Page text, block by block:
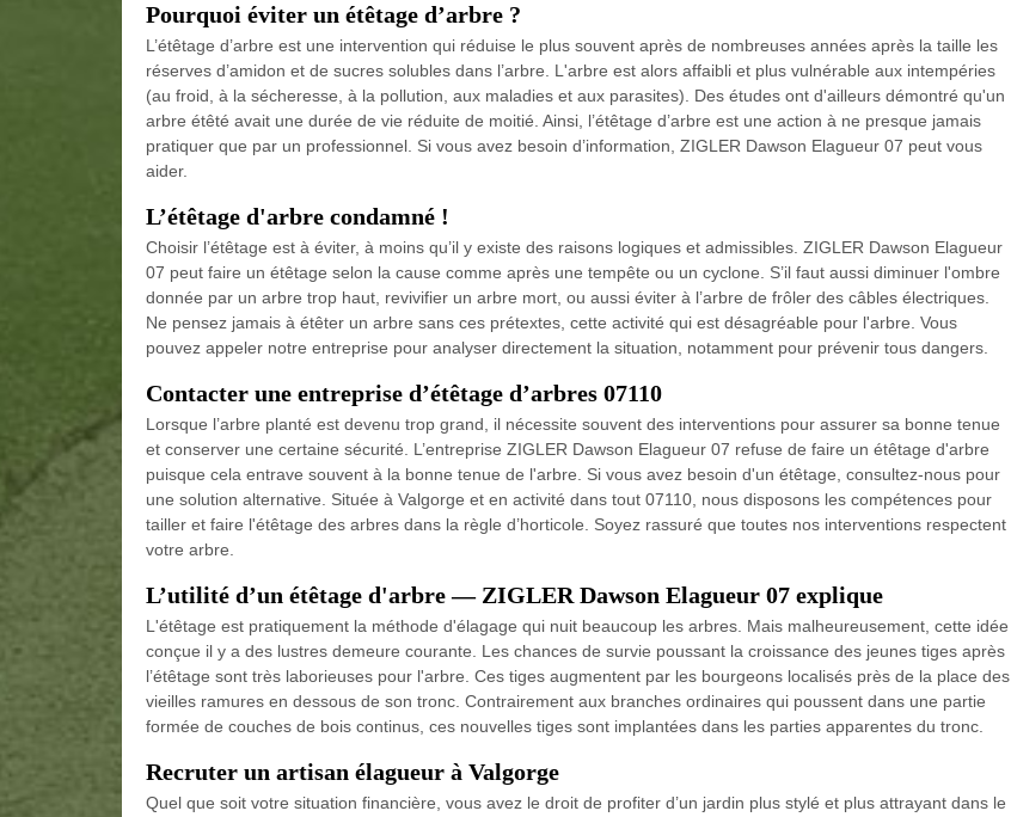
Pourquoi éviter un étêtage d’arbre ?
L’étêtage d’arbre est une intervention qui réduise le plus souvent après de nombreuses années après la taille les
réserves d’amidon et de sucres solubles dans l’arbre. L'arbre est alors affaibli et plus vulnérable aux intempéries
(au froid, à la sécheresse, à la pollution, aux maladies et aux parasites). Des études ont d'ailleurs démontré qu'un
arbre étêté avait une durée de vie réduite de moitié. Ainsi, l’étêtage d’arbre est une action à ne presque jamais
pratiquer que par un professionnel. Si vous avez besoin d’information, ZIGLER Dawson Elagueur 07 peut vous
aider.
L’étêtage d'arbre condamné !
Choisir l’étêtage est à éviter, à moins qu’il y existe des raisons logiques et admissibles. ZIGLER Dawson Elagueur
07 peut faire un étêtage selon la cause comme après une tempête ou un cyclone. S’il faut aussi diminuer l'ombre
donnée par un arbre trop haut, revivifier un arbre mort, ou aussi éviter à l’arbre de frôler des câbles électriques.
Ne pensez jamais à étêter un arbre sans ces prétextes, cette activité qui est désagréable pour l'arbre. Vous
pouvez appeler notre entreprise pour analyser directement la situation, notamment pour prévenir tous dangers.
Contacter une entreprise d’étêtage d’arbres 07110
Lorsque l’arbre planté est devenu trop grand, il nécessite souvent des interventions pour assurer sa bonne tenue
et conserver une certaine sécurité. L’entreprise ZIGLER Dawson Elagueur 07 refuse de faire un étêtage d'arbre
puisque cela entrave souvent à la bonne tenue de l'arbre. Si vous avez besoin d'un étêtage, consultez-nous pour
une solution alternative. Située à Valgorge et en activité dans tout 07110, nous disposons les compétences pour
tailler et faire l'étêtage des arbres dans la règle d’horticole. Soyez rassuré que toutes nos interventions respectent
votre arbre.
L’utilité d’un étêtage d'arbre — ZIGLER Dawson Elagueur 07 explique
L'étêtage est pratiquement la méthode d'élagage qui nuit beaucoup les arbres. Mais malheureusement, cette idée
conçue il y a des lustres demeure courante. Les chances de survie poussant la croissance des jeunes tiges après
l’étêtage sont très laborieuses pour l'arbre. Ces tiges augmentent par les bourgeons localisés près de la place des
vieilles ramures en dessous de son tronc. Contrairement aux branches ordinaires qui poussent dans une partie
formée de couches de bois continus, ces nouvelles tiges sont implantées dans les parties apparentes du tronc.
Recruter un artisan élagueur à Valgorge
Quel que soit votre situation financière, vous avez le droit de profiter d’un jardin plus stylé et plus attrayant dans le